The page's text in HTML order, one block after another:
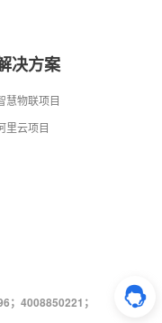
决方案
慧物联项目
里云项目
；4008850221；